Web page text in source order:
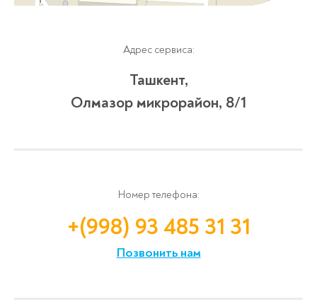
Адрес сервиса:
Ташкент,
Олмазор микрорайон, 8/1
Номер телефона:
+(998) 93 485 31 31
Позвонить нам